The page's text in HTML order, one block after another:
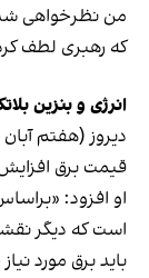
من نظرخواهی
که رهبری لطف
انرژی و بنزین
دیروز (هفتم آبان ۱۴۰۳)، عباس علی‌آبادی، وزیر نیرو
قیمت برق
او افزود:
است که دیگر
باید برق مورد